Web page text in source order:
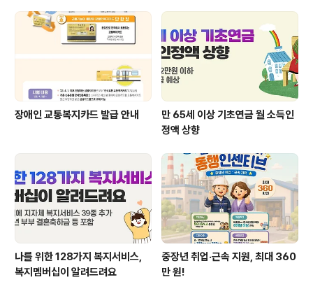
장애인 교통복지카드 발급 안내
만 65세 이상 기초연금 월 소득인
정액 상향
나를 위한 128가지 복지서비스,
복지멤버십이 알려드려요
중장년 취업·근속 지원, 최대 360
만 원!